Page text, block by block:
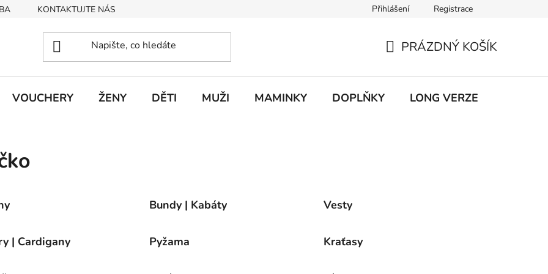
KONTAKTUJTE NÁS Podmínky ochrany osobních údajůPřihlášení Registrace
KOŠÍK
PRÁZDNÝ KOŠÍK
VOUCHERY ŽENY DĚTI MUŽI MAMINKY DOPLŇKY LONG VERZE
Bundy | Kabáty Vesty
| Cardigany Pyžama Kraťasy